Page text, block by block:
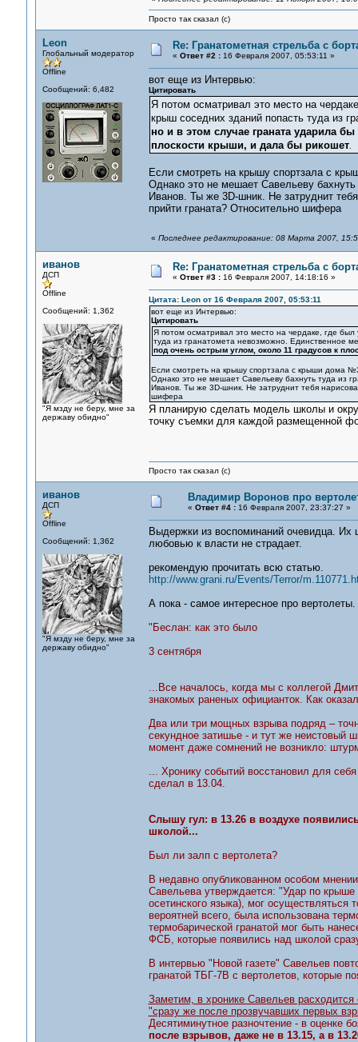
Просто так сказал (с)
Leon
Глобальный модератор
Offline
Сообщений: 6,482
Re: Гранатометная стрельба с
« Ответ #2 :16 Февраля 2007, 05:53:11 »
вот еще из Интервью:
Цитировать
Я потом осматривал это место на
крыш соседних зданий попасть туда из
но и в этом случае граната ударила
плоскости крыши, и дала бы рикошет.
Если смотреть на крышу спортзала с
Однако это не мешает Савельеву бахнуть
Иванов. Ты же 3D-шник. Не затруднит
прийти граната? Относительно шифера
« Последнее редактирование: 08 Марта 2007,
иванов
ДСП
Offline
Сообщений: 1,362
"Я мзду не беру, мне за
державу обидно"
Re: Гранатометная стрельба с
« Ответ #3 :16 Февраля 2007, 14:18:16 »
Цитата: Leon от 16 Февраля 2007, 05:53:11
вот еще из Интервью:
Цитировать
Я потом осматривал это место на чердаке, где
туда из гранатомета невозможно. Единственное
под очень острым углом, около 11 градусов к
Если смотреть на крышу спортзала с крыши дома
Однако это не мешает Савельеву бахнуть туда из
Иванов. Ты же 3D-шник. Не затруднит тебя
шифера
Я планирую сделать модель школы и
точку съемки для каждой размещенной
Просто так сказал (с)
иванов
ДСП
Offline
Сообщений: 1,362
"Я мзду не беру, мне за
державу обидно"
Владимир Воронов про
« Ответ #4 :16 Февраля 2007, 23:37:27 »
Выдержки из воспоминаний очевидца. Их
любовью к власти не страдает.
рекомендую прочитать всю статью.
http://www.grani.ru/Events/Terror/
А пока - самое интересное про вертолеты.
"Беслан: как это было
3 сентября
...Все началось, когда мы с коллегой
знакомых раненых официанток. Как
Два или три мощных взрыва подряд –
секундное затишье - и тут же неистовый
момент даже сомнений не возникло:
... Хронику событий восстановил для
сделал в 13.04.
Слышу гул: в 13.26 в воздухе
школой...
Был ли залп с вертолета?
В недавно опубликованном особом
Савельева утверждается: "Удар по
осетинского языка), мог
вероятней всего, была использована
термобарической гранатой мог быть
ФСБ, которые появились над школой
В интервью "Новой газете" Савельев
гранатой ТБГ-7В с вертолетов, которые
Заметим, в хронике Савельев
"сразу же после прозвучавших первых
Десятиминутное разночтение - в оценке
после взрывов, даже не в 13.15, а в